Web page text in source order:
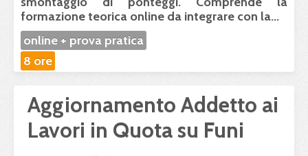
formazione teorica online da integrare con la...
online + prova pratica
8 ore
Aggiornamento Addetto ai
Lavori in Quota su Funi